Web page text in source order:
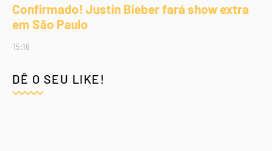
Confirmado! Justin Bieber fará show extra
em São Paulo
15:16
DÊ O SEU LIKE!